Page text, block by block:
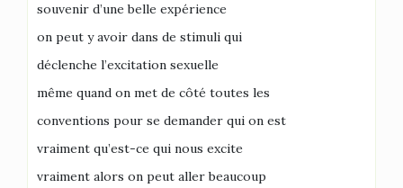
souvenir d’une belle expérience
on peut y avoir dans de stimuli qui
déclenche l’excitation sexuelle
même quand on met de côté toutes les
conventions pour se demander qui on est
vraiment qu’est-ce qui nous excite
vraiment alors on peut aller beaucoup